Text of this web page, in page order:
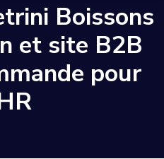
Boissons
et site B2B
pour